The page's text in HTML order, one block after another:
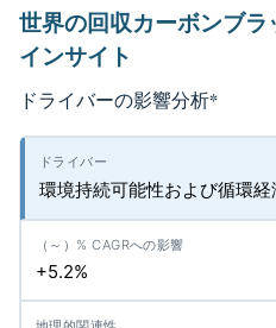
世界の回収カーボンブラ
インサイト
ドライバーの影響分析*
環境持続可能性および循環
+5.2%